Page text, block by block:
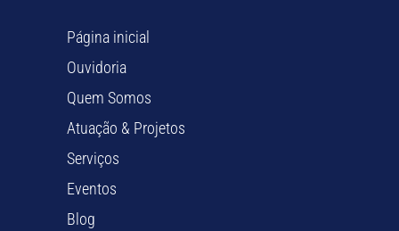
Página inicial
Ouvidoria
Quem Somos
Atuação & Projetos
Serviços
Eventos
Blog